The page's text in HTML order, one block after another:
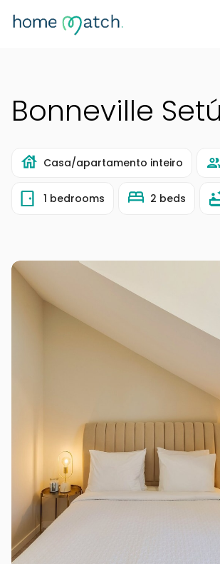
Bonneville
Casa/apartamento inteiro
1 bedrooms 2 beds